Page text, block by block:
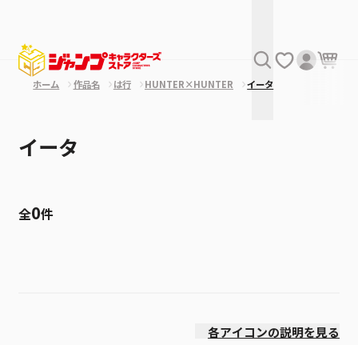
ホーム 作品名 は行 HUNTER×HUNTER イータ
イータ
全0件
各アイコンの説明を見る